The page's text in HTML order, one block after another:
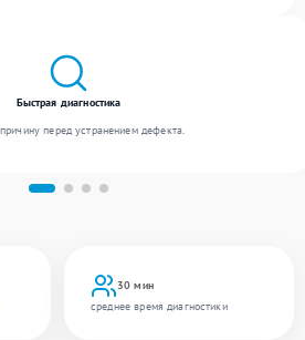
30 мин
среднее время диагностики
Быстрая диагностика
перед устранением дефекта.